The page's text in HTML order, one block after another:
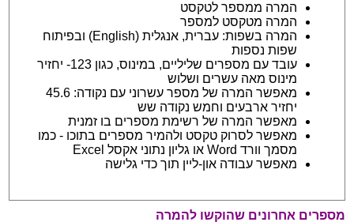
המרה ממספר לטקסט
המרה מטקסט למספר
המרה בשפות: עברית, אנגלית (English) ובפיתוח
שפות נספות
עובד עם מספרים שליליים, במינוס, כגון 123- יחזיר
מינוס מאה עשרים ושלוש
מאפשר המרה של מספר עשרוני עם נקודה: 45.6
יחזיר ארבעים וחמש נקודה שש
מאפשר המרה של רשימת מספרים בו זמנית
מאפשר לסרוק טקסט ולהמיר מספרים בתוכו - כמו
מסמך וורד Word או גליון נתוני אקסל Excel
מאפשר עבודה און-ליין תוך כדי גלישה
מספרים אחרונים שהוקשו להמרה